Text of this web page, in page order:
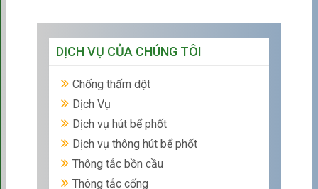
DỊCH VỤ CỦA CHÚNG TÔI
Chống thấm dột
Dịch Vụ
Dịch vụ hút bể phốt
Dịch vụ thông hút bể phốt
Thông tắc bồn cầu
Thông tắc cống